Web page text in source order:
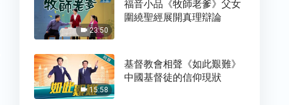
23:50
福音小品《牧師老爹》父女
圍繞聖經展開真理辯論
15:58
基督教會相聲《如此艱難》
中國基督徒的信仰現狀